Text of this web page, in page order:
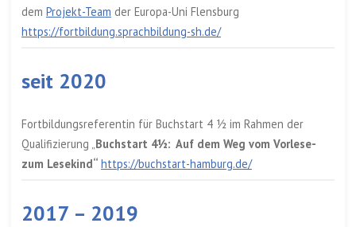
dem Projekt-Team der Europa-Uni Flensburg
https://fortbildung.sprachbildung-sh.de/
seit 2020
Fortbildungsreferentin für Buchstart 4 ½ im Rahmen der
Qualifizierung „ Buchstart 4½: Auf dem Weg vom Vorlese-
zum Lesekind“ https://buchstart-hamburg.de/
2017 – 2019